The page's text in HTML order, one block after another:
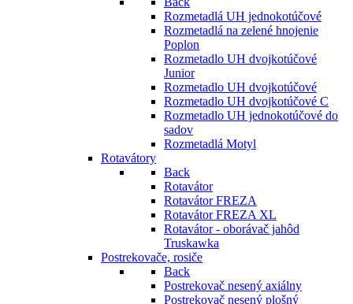
Rozmetadlá UH jednokotúčové
Rozmetadlá na zelené hnojenie
Poplon
Rozmetadlo UH dvojkotúčové
Junior
Rozmetadlo UH dvojkotúčové
Rozmetadlo UH dvojkotúčové C
Rozmetadlo UH jednokotúčové do
sadov
Rozmetadlá Motyl
Rotavátory
Back
Rotavátor
Rotavátor FREZA
Rotavátor FREZA XL
Rotavátor - oborávač jahôd
Truskawka
Postrekovače, rosiče
Back
Postrekovač nesený axiálny
Postrekovač nesený plošný